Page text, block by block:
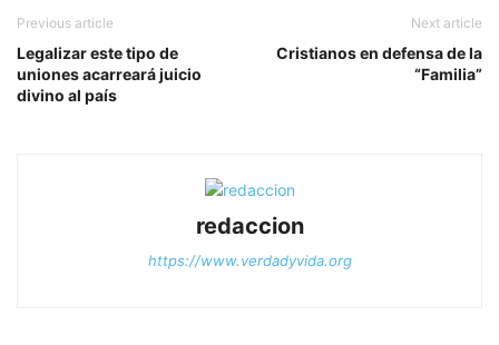
Previous article
Legalizar este tipo de
uniones acarreará juicio
divino al país
Next article
Cristianos en defensa de la
“Familia”
redaccion
https://www.verdadyvida.org